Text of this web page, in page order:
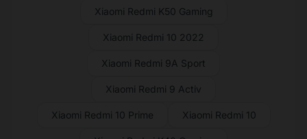
Xiaomi Redmi K50 Gaming
Xiaomi Redmi 10 2022
Xiaomi Redmi 9A Sport
Xiaomi Redmi 9 Activ
Xiaomi Redmi 10 Prime Xiaomi Redmi 10